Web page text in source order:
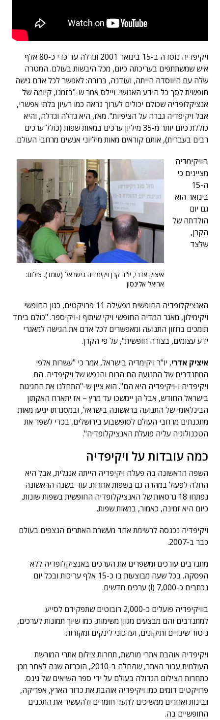
ויקיפדיה נוסדה ב-15 בינואר 2001 וגדלה עד כדי כ-80 אלף
איש שמשתתפים בעריכתה כיום, מכל היבשות בעולם. המטרה
שלה עם היווסדה הייתה, ועודנה, ברורה: לאפשר לכל אדם גישה
חופשית לסך כל הידע האנושי. ויילס אמר ש-"בזמנו, קיומה של
אנציקלופדיה שכולם יכולים לערוך נראה כמו רעיון בלתי אפשרי,
אבל ויקיפדיה גברה על הציפיות". מאז, היא גדלה וגדלה, והיא
כוללת כיום יותר מ-35 מיליון ערכים במאות שפות (כולל ערכים
רבים בעברית), אותם קוראים מאות מיליוני אנשים מרחבי העולם.
איציק אדרי, יו"ר קרן ויקימדיה בישראל (עומד). צילום:
אריאל אלינסון
בוויקימדיה
מציינים כי
ה-15
בינואר הוא
גם יום
הולדתה של
הקרן,
שלצד
האנציקלופדיה החופשית מפעילה 11 פרויקטים, כגון החופשי
ויקימילון, מאגר המדיה החופשי ויקי שיתוף ו-ויקיספר. "כולם ביחד
תומכים בחזון התנועה ומאפשרים לכל אדם את הגישה למאגרי
ידע עצומים, בצורה חופשית", על פי הקרן.
איציק אדרי, יו"ר ויקימדיה בישראל, אמר כי "עשרות אלפי
המתנדבים של התנועה הם הרוח והנפש של ויקיפדיה. הם
ויקיפדיה ו-ויקיפדיה היא הם". הוא ציין ש-"התחלנו את החגיגות
בישראל החודש, אבל הן יימשכו עד מרץ – אז יתארח האקתון
הבינלאומי של התנועה בראשונה בישראל, ובמסגרתו יגיעו מאות
מתכנתים מרחבי העולם לסופשבוע בירושלים, בכדי לשפר את
הטכנולוגיה עליה פועלת האנציקלופדיה".
כמה עובדות על ויקיפדיה
השפה הראשונה בה פעלה ויקיפדיה הייתה אנגלית, אבל היא
החלה לפעול במהרה גם בשפות אחרות. עוד בשנה הראשונה
נפתחו 18 גרסאות של האנציקלופדיה החופשית בשפות שונות.
כיום היא זמינה, כאמור, במאות שפות.
ויקיפדיה נכנסה לרשימת אחד מעשרת האתרים הנצפים בעולם
כבר ב-2007.
מתנדבים עורכים ומשפרים את הערכים באנציקלופדיה ללא
הפסקה. בכל שעה מבוצעות בו כ-15 אלף עריכות ובכל יום
נכתבים כ-7,000 (!) ערכים חדשים.
בוויקיפדיה פועלים כ-2,000 רובוטים שתפקידם לסייע
למתנדבים והם מבצעים מגוון משימות, כמו שיוך תמונות לערכים,
ניטור שינויים ותיקונים, ועדכוני לינקים ומקורות.
ויקיפדיה אוהבת אתרי מורשת, תחרות צילום אתרי המורשת
העולמית עבור האתר, שהחלה ב-2010, הוכרזה שנה לאחר מכן
כתחרות הצילום הגדולה בעולם על ידי ספר השיאים של גינס.
פרויקטים דומים כמו ויקיפדיה אוהבת את כדור הארץ, אפריקה,
גבינות ואחרים ממשיכים לתעד חומרים ולהעשיר את התכנים
החופשיים בה.